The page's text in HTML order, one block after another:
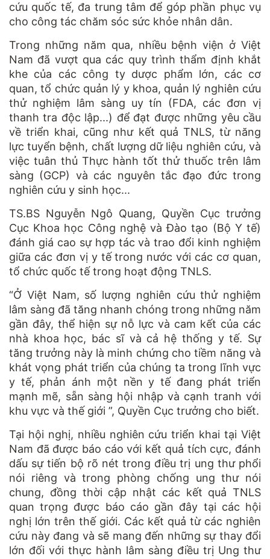
cứu quốc tế, đa trung tâm để góp phần phục vụ
cho công tác chăm sóc sức khỏe nhân dân.
Trong những năm qua, nhiều bệnh viện ở Việt
Nam đã vượt qua các quy trình thẩm định khắt
khe của các công ty dược phẩm lớn, các cơ
quan, tổ chức quản lý y khoa, quản lý nghiên cứu
thử nghiệm lâm sàng uy tín (FDA, các đơn vị
thanh tra độc lập...) để đạt được những yêu cầu
về triển khai, cũng như kết quả TNLS, từ năng
lực tuyển bệnh, chất lượng dữ liệu nghiên cứu, và
việc tuân thủ Thực hành tốt thử thuốc trên lâm
sàng (GCP) và các nguyên tắc đạo đức trong
nghiên cứu y sinh học...
TS.BS Nguyễn Ngô Quang, Quyền Cục trưởng
Cục Khoa học Công nghệ và Đào tạo (Bộ Y tế)
đánh giá cao sự hợp tác và trao đổi kinh nghiệm
giữa các đơn vị y tế trong nước với các cơ quan,
tổ chức quốc tế trong hoạt động TNLS.
“Ở Việt Nam, số lượng nghiên cứu thử nghiệm
lâm sàng đã tăng nhanh chóng trong những năm
gần đây, thể hiện sự nỗ lực và cam kết của các
nhà khoa học, bác sĩ và cả hệ thống y tế. Sự
tăng trưởng này là minh chứng cho tiềm năng và
khát vọng phát triển của chúng ta trong lĩnh vực
y tế, phản ánh một nền y tế đang phát triển
mạnh mẽ, sẵn sàng hội nhập và cạnh tranh với
khu vực và thế giới ”, Quyền Cục trưởng cho biết.
Tại hội nghị, nhiều nghiên cứu triển khai tại Việt
Nam đã được báo cáo với kết quả tích cực, đánh
dấu sự tiến bộ rõ nét trong điều trị ung thư phổi
nói riêng và trong phòng chống ung thư nói
chung, đồng thời cập nhật các kết quả TNLS
quan trọng được báo cáo gần đây tại các hội
nghị lớn trên thế giới. Các kết quả từ các nghiên
cứu này đang và sẽ mang đến những sự thay đổi
lớn đối với thực hành lâm sàng điều trị Ung thư